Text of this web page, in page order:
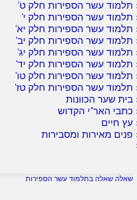
תלמוד עשר הספירות חלק ט'
תלמוד עשר הספירות חלק י'
תלמוד עשר הספירות חלק יא'
תלמוד עשר הספירות חלק יב'
תלמוד עשר הספירות חלק יג'
תלמוד עשר הספירות חלק יד'
תלמוד עשר הספירות חלק טו'
תלמוד עשר הספירות חלק טז'
בית שער הכוונות
כתבי האר"י הקדוש
עץ חיים
פנים מאירות ומסבירות
שאלה שאלה בתלמוד עשר הספירות